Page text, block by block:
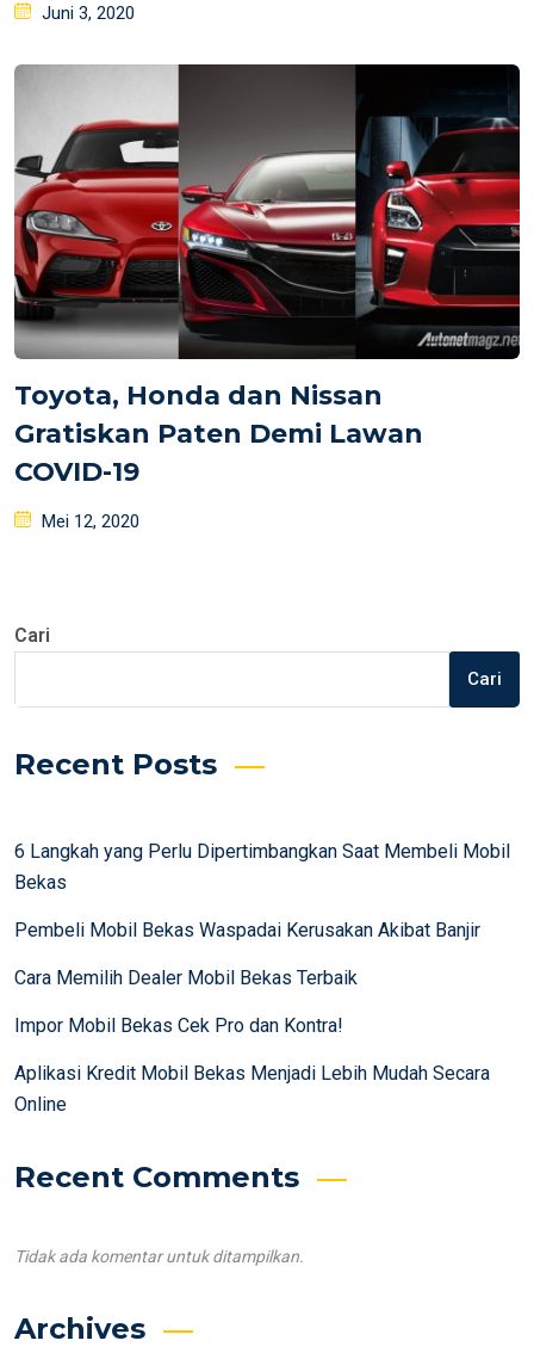
Posted
Juni 3, 2020
Toyota, Honda dan Nissan
Gratiskan Paten Demi Lawan
COVID-19
Posted
Mei 12, 2020
Cari
Cari
Recent Posts
6 Langkah yang Perlu Dipertimbangkan Saat Membeli Mobil
Bekas
Pembeli Mobil Bekas Waspadai Kerusakan Akibat Banjir
Cara Memilih Dealer Mobil Bekas Terbaik
Impor Mobil Bekas Cek Pro dan Kontra!
Aplikasi Kredit Mobil Bekas Menjadi Lebih Mudah Secara
Online
Recent Comments
Tidak ada komentar untuk ditampilkan.
Archives